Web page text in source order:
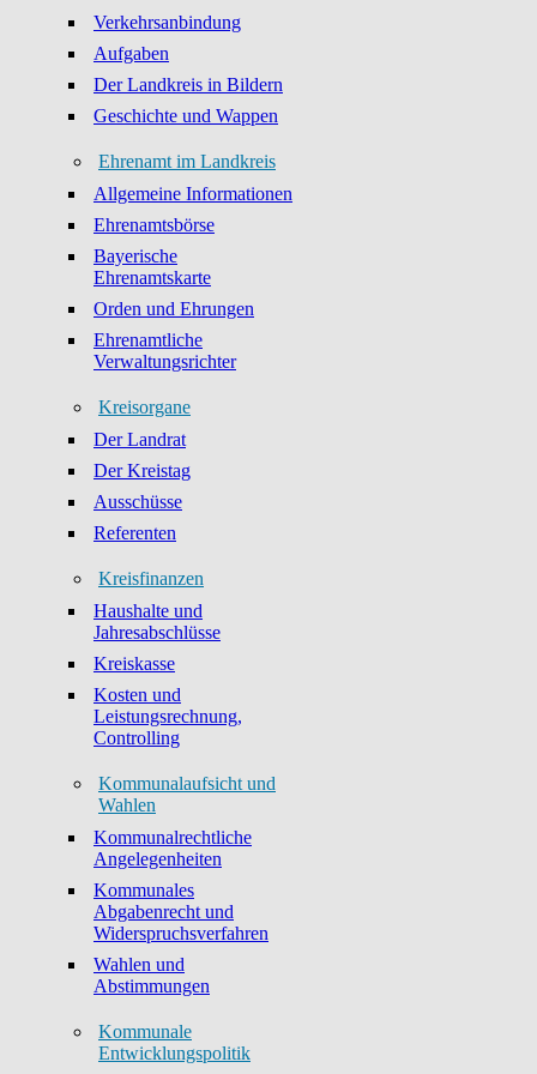
Verkehrsanbindung
Aufgaben
Der Landkreis in Bildern
Geschichte und Wappen
Ehrenamt im Landkreis
Allgemeine Informationen
Ehrenamtsbörse
Bayerische
Ehrenamtskarte
Orden und Ehrungen
Ehrenamtliche
Verwaltungsrichter
Kreisorgane
Der Landrat
Der Kreistag
Ausschüsse
Referenten
Kreisfinanzen
Haushalte und
Jahresabschlüsse
Kreiskasse
Kosten und
Leistungsrechnung,
Controlling
Kommunalaufsicht und
Wahlen
Kommunalrechtliche
Angelegenheiten
Kommunales
Abgabenrecht und
Widerspruchsverfahren
Wahlen und
Abstimmungen
Kommunale
Entwicklungspolitik